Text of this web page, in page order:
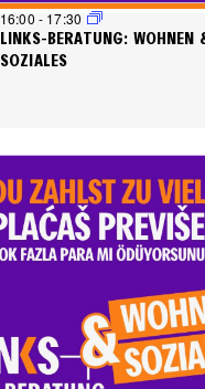
LINKS-BERATUNG: WOHNEN
SOZIALES
16:00 - 17:30